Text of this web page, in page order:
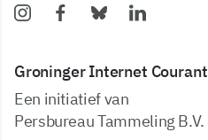
Groninger Internet Courant
Een initiatief van
Persbureau Tammeling B.V.